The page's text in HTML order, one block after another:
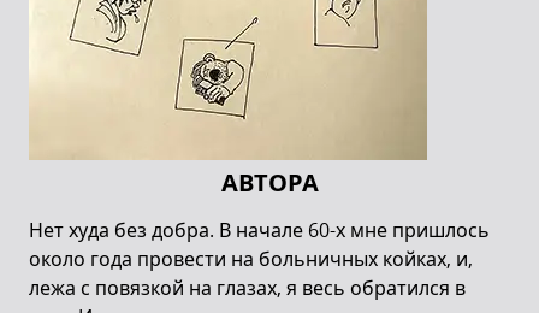
АВТОРА
Нет худа без добра. В начале 60-х мне пришлось
около года провести на больничных койках, и,
лежа с повязкой на глазах, я весь обратился в